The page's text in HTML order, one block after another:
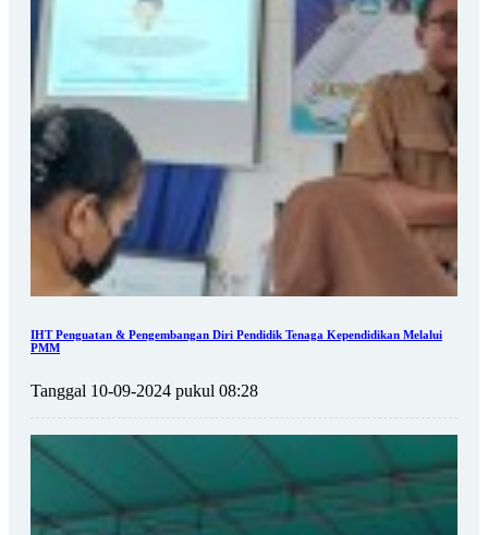
IHT Penguatan & Pengembangan Diri Pendidik Tenaga Kependidikan Melalui
PMM
Tanggal 10-09-2024 pukul 08:28